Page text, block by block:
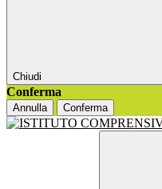
Chiudi
Conferma
Annulla Conferma